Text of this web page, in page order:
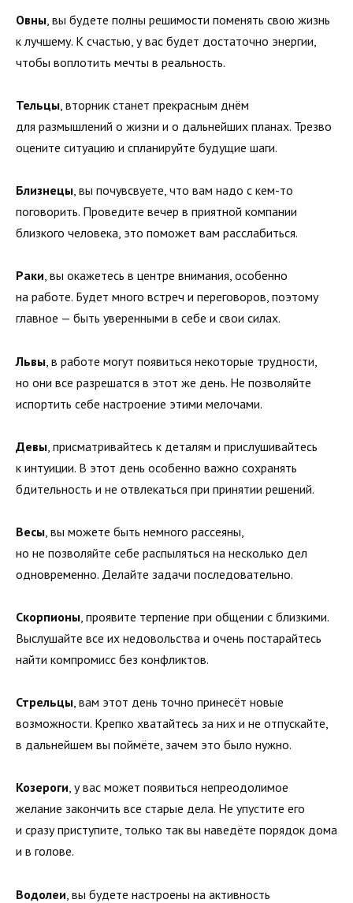
Овны , вы будете полны решимости поменять свою жизнь
к лучшему. К счастью, у вас будет достаточно энергии,
чтобы воплотить мечты в реальность.
Тельцы , вторник станет прекрасным днём
для размышлений о жизни и о дальнейших планах. Трезво
оцените ситуацию и спланируйте будущие шаги.
Близнецы, вы почувсвуете, что вам надо с кем-то
поговорить. Проведите вечер в приятной компании
близкого человека, это поможет вам расслабиться.
Раки, вы окажетесь в центре внимания, особенно
на работе. Будет много встреч и переговоров, поэтому
главное — быть уверенными в себе и свои силах.
Львы , в работе могут появиться некоторые трудности,
но они все разрешатся в этот же день. Не позволяйте
испортить себе настроение этими мелочами.
Девы , присматривайтесь к деталям и прислушивайтесь
к интуиции. В этот день особенно важно сохранять
бдительность и не отвлекаться при принятии решений.
Весы , вы можете быть немного рассеяны,
но не позволяйте себе распыляться на несколько дел
одновременно. Делайте задачи последовательно.
Скорпионы, проявите терпение при общении с близкими.
Выслушайте все их недовольства и очень постарайтесь
найти компромисс без конфликтов.
Стрельцы, вам этот день точно принесёт новые
возможности. Крепко хватайтесь за них и не отпускайте,
в дальнейшем вы поймёте, зачем это было нужно.
Козероги, у вас может появиться непреодолимое
желание закончить все старые дела. Не упустите его
и сразу приступите, только так вы наведёте порядок дома
и в голове.
Водолеи , вы будете настроены на активность